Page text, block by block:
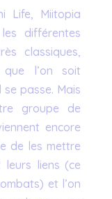
Life, Miitopia
différentes
classiques,
l’on soit
passe. Mais
groupe de
encore
de les mettre
leurs liens (ce
et l’on